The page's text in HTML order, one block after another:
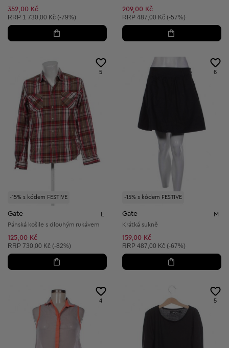
352,00 Kč
Doporučená cena:
RRP 1 730,00 Kč (-79%)
209,00 Kč
Doporučená cena:
RRP 487,00 Kč (-57%)
-15% s kódem FESTIVE
5
Gate
Pánská košile s dlouhým rukávem
125,00 Kč
Doporučená cena:
RRP 730,00 Kč (-82%)
-15% s kódem FESTIVE
6
Gate M
Krátká sukně
159,00 Kč
Doporučená cena:
RRP 487,00 Kč (-67%)
4 5